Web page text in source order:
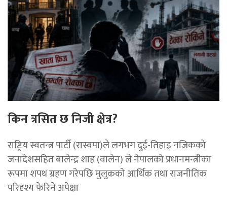
किन त्रसित छ निजी क्षेत्र?
राष्ट्रिय स्वतन्त्र पार्टी (रास्वपा)ले लगभग दुई-तिहाइ नजिकको
जनादेशसहित बालेन्द्र शाह (वालेन) ले नेपालको प्रधानमन्त्रीका
रूपमा शपथ ग्रहण गरेपछि मुलुकको आर्थिक तथा राजनीतिक
परिदृश्य फेरिने अपेक्षा